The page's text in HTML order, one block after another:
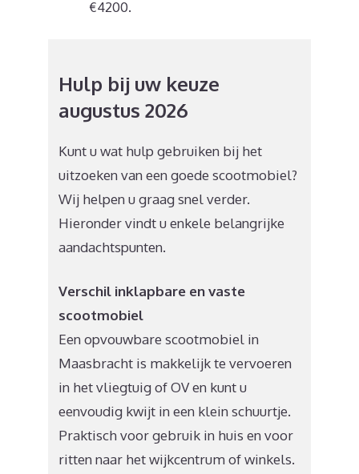
€4200.
Hulp bij uw keuze
augustus 2026
Kunt u wat hulp gebruiken bij het
uitzoeken van een goede scootmobiel?
Wij helpen u graag snel verder.
Hieronder vindt u enkele belangrijke
aandachtspunten.
Verschil inklapbare en vaste
scootmobiel
Een opvouwbare scootmobiel in
Maasbracht is makkelijk te vervoeren
in het vliegtuig of OV en kunt u
eenvoudig kwijt in een klein schuurtje.
Praktisch voor gebruik in huis en voor
ritten naar het wijkcentrum of winkels.